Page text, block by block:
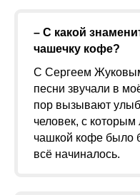
– С какой
чашечку кофе?
С Сергеем
песни звучали в
пор вызывают
человек, с которым
чашкой кофе было
всё начиналось.